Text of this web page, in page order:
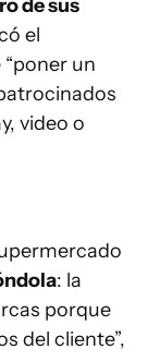
de sus
el
un
video o
: la
porque
del cliente”,